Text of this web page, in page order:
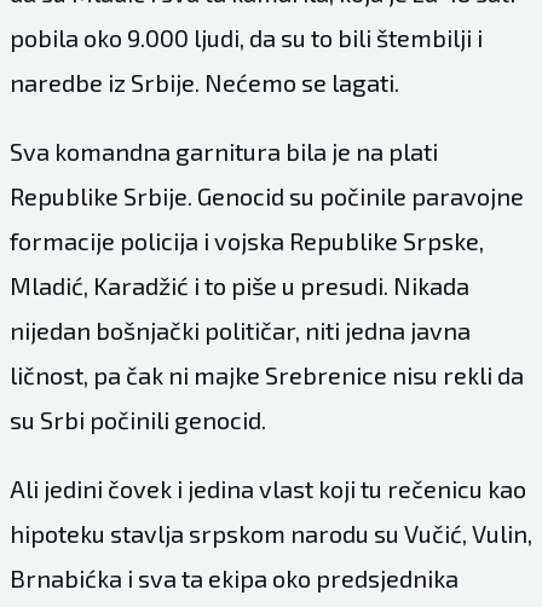
pobila oko 9.000 ljudi, da su to bili štembilji i
naredbe iz Srbije. Nećemo se lagati.
Sva komandna garnitura bila je na plati
Republike Srbije. Genocid su počinile paravojne
formacije policija i vojska Republike Srpske,
Mladić, Karadžić i to piše u presudi. Nikada
nijedan bošnjački političar, niti jedna javna
ličnost, pa čak ni majke Srebrenice nisu rekli da
su Srbi počinili genocid.
Ali jedini čovek i jedina vlast koji tu rečenicu kao
hipoteku stavlja srpskom narodu su Vučić, Vulin,
Brnabićka i sva ta ekipa oko predsjednika